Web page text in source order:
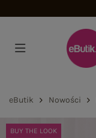
eButik Nowości
BUY THE LOOK